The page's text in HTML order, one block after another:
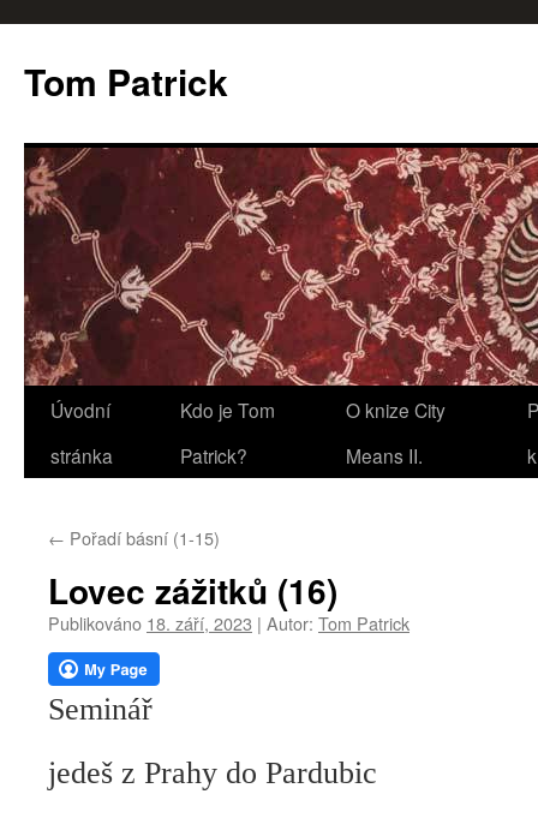
Tom Patrick
Přejít
webu
Úvodní
stránka
Kdo je Tom
Patrick?
O knize City
Means II.
← Pořadí básní (1-15)
Lovec zážitků (16)
Publikováno 18. září, 2023 | Autor: Tom Patrick
Seminář
jedeš z Prahy do Pardubic